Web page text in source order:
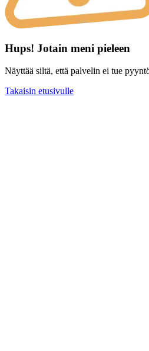
Hups! Jotain meni pieleen
Näyttää siltä, että palvelin ei tue
Takaisin etusivulle